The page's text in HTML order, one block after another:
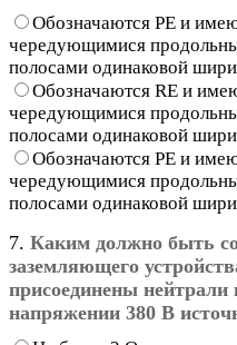
Обозначаются РЕ и
чередующимися
полосами одинаковой
Обозначаются RE и
чередующимися
полосами одинаковой
Обозначаются РЕ и
чередующимися
полосами одинаковой
7. Каким должно быть
заземляющего
присоединены нейтрали
напряжении 380 В